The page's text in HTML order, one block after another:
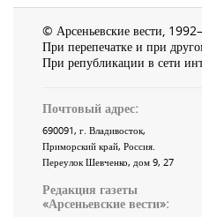
© Арсеньевские вести,
При перепечатке и при
При републикации в сети
Почтовый адрес:
690091, г. Владивосток,
Приморский край, Россия.
Переулок Шевченко, дом 9, 27
Редакция газеты
«Арсеньевские вести»: